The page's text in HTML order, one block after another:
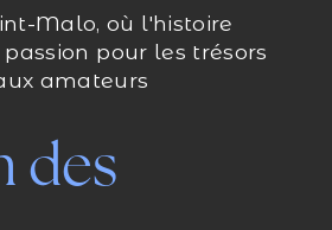
Malo, où l'histoire
pour les trésors
amateurs
des